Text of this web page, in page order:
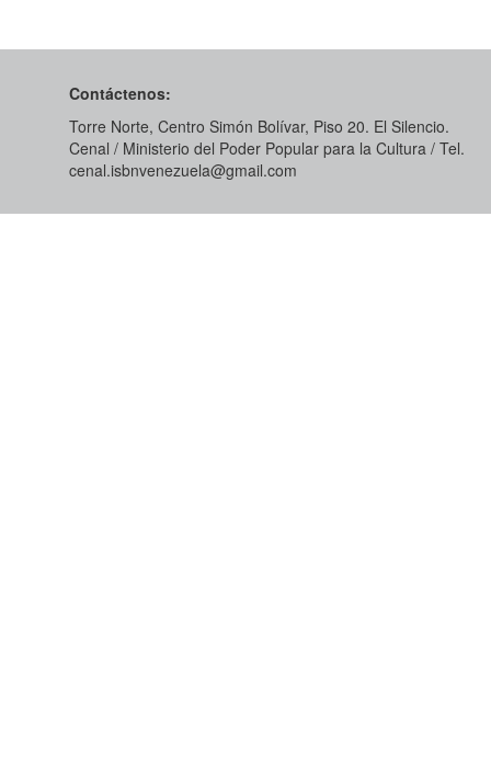
Contáctenos:
Torre Norte, Centro Simón Bolívar, Piso 20. El Silencio.
Cenal / Ministerio del Poder Popular para la Cultura / Tel.
cenal.isbnvenezuela@gmail.com